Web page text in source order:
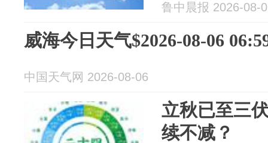
鲁中晨报 2026-08-
威海今日天气$2026-08-06
中国天气网 2026-08-06
立秋已至三
续不减？